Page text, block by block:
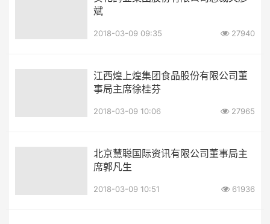
斌
2018-03-09 09:35 27940
江西煌上煌集团食品股份有限公司董
事局主席徐桂芬
2018-03-09 10:06 27965
北京慧聪国际资讯有限公司董事局主
席郭凡生
2018-03-09 10:51 61936